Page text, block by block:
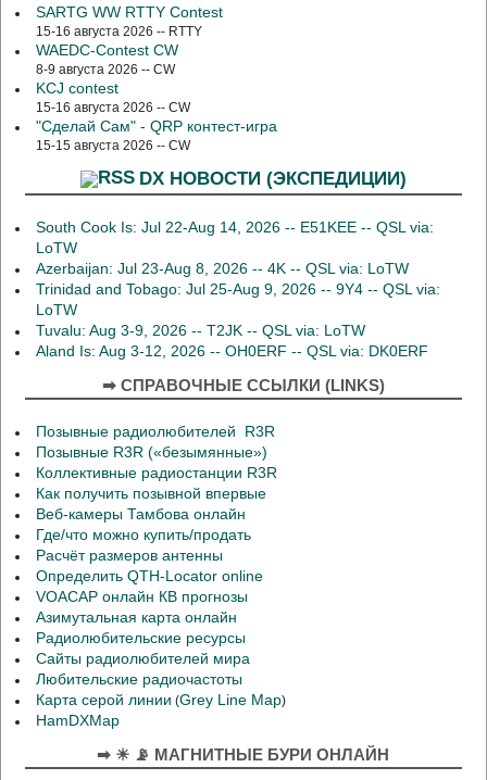
SARTG WW RTTY Contest
15-16 августа 2026 -- RTTY
WAEDC-Contest CW
8-9 августа 2026 -- CW
KCJ contest
15-16 августа 2026 -- CW
"Сделай Сам" - QRP контест-игра
15-15 августа 2026 -- CW
DX НОВОСТИ (ЭКСПЕДИЦИИ)
South Cook Is: Jul 22-Aug 14, 2026 -- E51KEE -- QSL via:
LoTW
Azerbaijan: Jul 23-Aug 8, 2026 -- 4K -- QSL via: LoTW
Trinidad and Tobago: Jul 25-Aug 9, 2026 -- 9Y4 -- QSL via:
LoTW
Tuvalu: Aug 3-9, 2026 -- T2JK -- QSL via: LoTW
Aland Is: Aug 3-12, 2026 -- OH0ERF -- QSL via: DK0ERF
➡ СПРАВОЧНЫЕ ССЫЛКИ (LINKS)
Позывные радиолюбителей R3R
Позывные R3R («безымянные»)
Коллективные радиостанции R3R
Как получить позывной впервые
Веб-камеры Тамбова онлайн
Где/что можно купить/продать
Расчёт размеров антенны
Определить QTH-Locator online
VOACAP онлайн КВ прогнозы
Азимутальная карта онлайн
Радиолюбительские ресурсы
Сайты радиолюбителей мира
Любительские радиочастоты
Карта серой линии (Grey Line Map)
HamDXMap
➡ ☀ 📡 МАГНИТНЫЕ БУРИ ОНЛАЙН